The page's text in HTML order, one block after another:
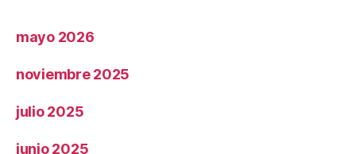
mayo 2026
noviembre 2025
julio 2025
junio 2025